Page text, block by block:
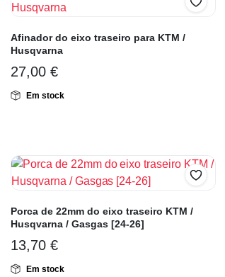
Afinador do eixo traseiro para KTM /
Husqvarna
27,00 €
Em stock
Porca de 22mm do eixo traseiro KTM /
Husqvarna / Gasgas [24-26]
13,70 €
Em stock